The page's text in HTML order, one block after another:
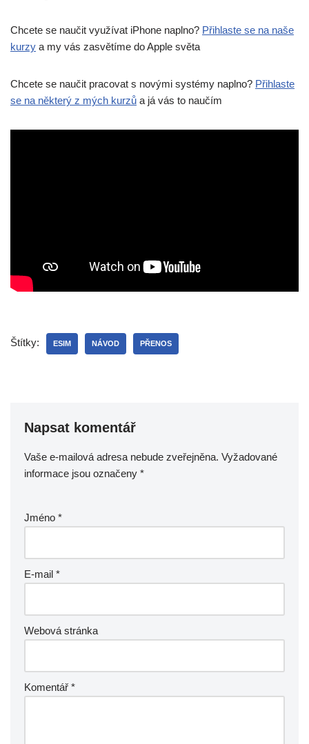
Chcete se naučit využívat iPhone naplno? Přihlaste se na naše
kurzy a my vás zasvětíme do Apple světa
Chcete se naučit pracovat s novými systémy naplno? Přihlaste
se na některý z mých kurzů a já vás to naučím
Štítky: ESIM NÁVOD PŘENOS
Napsat komentář
Vaše e-mailová adresa nebude zveřejněna. Vyžadované
informace jsou označeny *
Jméno *
E-mail *
Webová stránka
Komentář *